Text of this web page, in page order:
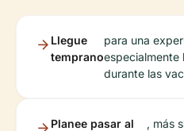
Llegue
temprano
para una
especialmente
durante las
Planee pasar al
, más